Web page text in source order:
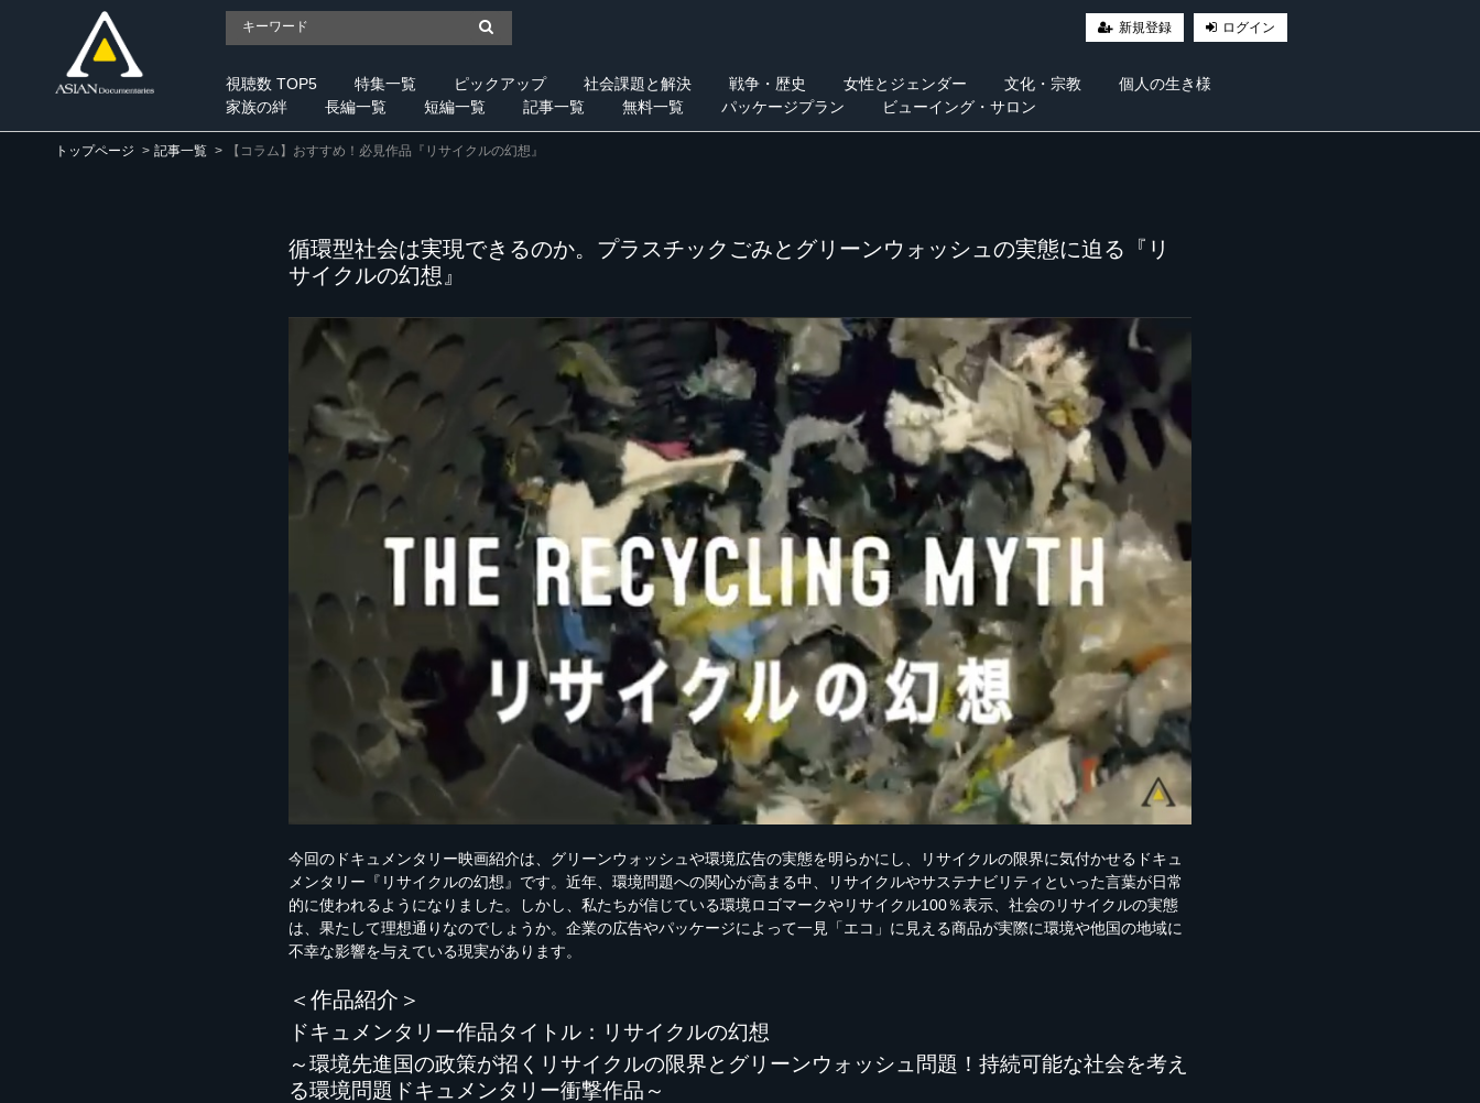
新規登録 ログイン
視聴数 TOP5 特集一覧 ピックアップ 社会課題と解決 戦争・歴史 女性とジェンダー 文化・宗教
個人の生き様
家族の絆
長編一覧 短編一覧 記事一覧 無料一覧 パッケージプラン ビューイング・サロン
トップページ 記事一覧 【コラム】おすすめ！必見作品『リサイクルの幻想』
循環型社会は実現できるのか。プラスチックごみとグリーンウォッシュの実態に迫る『リ
サイクルの幻想』
今回のドキュメンタリー映画紹介は、グリーンウォッシュや環境広告の実態を明らかにし、リサイクルの限界に気付かせるドキュ
メンタリー『リサイクルの幻想』です。近年、環境問題への関心が高まる中、リサイクルやサステナビリティといった言葉が日常
的に使われるようになりました。しかし、私たちが信じている環境ロゴマークやリサイクル100％表示、社会のリサイクルの実態
は、果たして理想通りなのでしょうか。企業の広告やパッケージによって一見「エコ」に見える商品が実際に環境や他国の地域に
不幸な影響を与えている現実があります。
＜作品紹介＞
ドキュメンタリー作品タイトル：リサイクルの幻想
～環境先進国の政策が招くリサイクルの限界とグリーンウォッシュ問題！持続可能な社会を考え
る環境問題ドキュメンタリー衝撃作品～